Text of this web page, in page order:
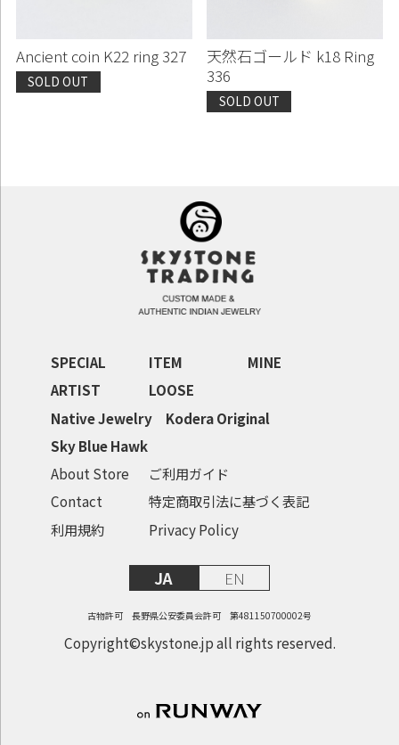
Ancient coin K22 ring 327
SOLD OUT
天然石ゴールド k18 Ring
336
SOLD OUT
SPECIAL ITEM
MINE
ARTIST
LOOSE
Native Jewelry
Kodera Original
Sky Blue Hawk
About Store
ご利用ガイド
Contact
特定商取引法に基づく表記
利用規約
Privacy Policy
JA EN
古物許可 長野県公安委員会許可 第481150700002号
Copyright©skystone.jp all rights reserved.